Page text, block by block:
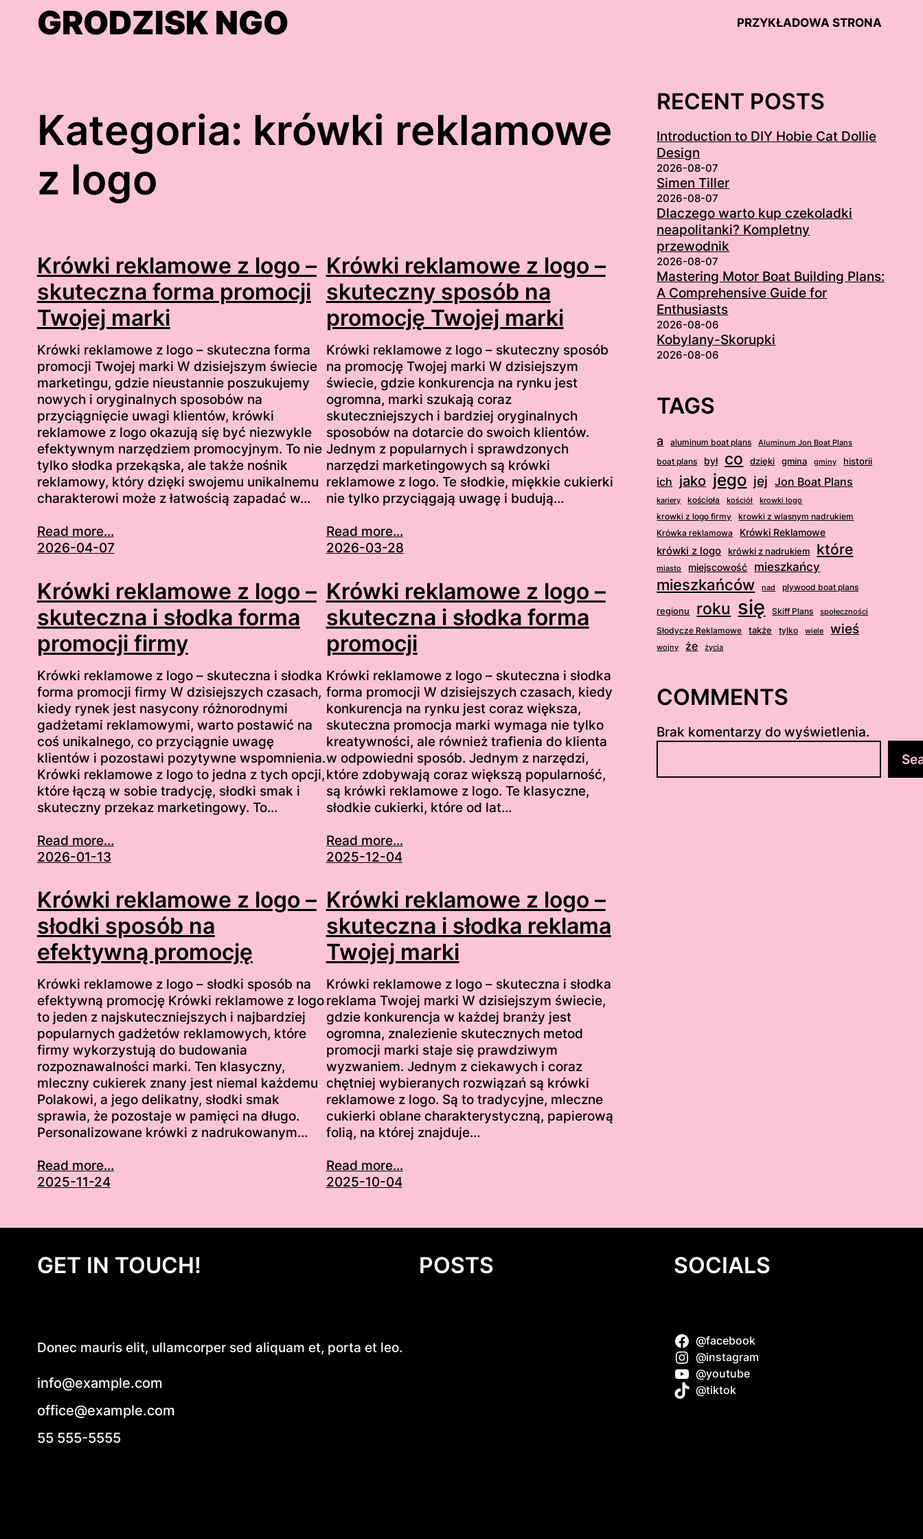
GRODZISK NGO PRZYKŁADOWA STRONA
Kategoria: krówki reklamowe
z logo
Krówki reklamowe z logo –
skuteczna forma promocji
Twojej marki
Krówki reklamowe z logo – skuteczna forma
promocji Twojej marki W dzisiejszym świecie
marketingu, gdzie nieustannie poszukujemy
nowych i oryginalnych sposobów na
przyciągnięcie uwagi klientów, krówki
reklamowe z logo okazują się być niezwykle
efektywnym narzędziem promocyjnym. To nie
tylko słodka przekąska, ale także nośnik
reklamowy, który dzięki swojemu unikalnemu
charakterowi może z łatwością zapadać w…
Read more...
2026-04-07
Krówki reklamowe z logo –
skuteczny sposób na
promocję Twojej marki
Krówki reklamowe z logo – skuteczny sposób
na promocję Twojej marki W dzisiejszym
świecie, gdzie konkurencja na rynku jest
ogromna, marki szukają coraz
skuteczniejszych i bardziej oryginalnych
sposobów na dotarcie do swoich klientów.
Jednym z popularnych i sprawdzonych
narzędzi marketingowych są krówki
reklamowe z logo. Te słodkie, miękkie cukierki
nie tylko przyciągają uwagę i budują…
Read more...
2026-03-28
Krówki reklamowe z logo –
skuteczna i słodka forma
promocji firmy
Krówki reklamowe z logo – skuteczna i słodka
forma promocji firmy W dzisiejszych czasach,
kiedy rynek jest nasycony różnorodnymi
gadżetami reklamowymi, warto postawić na
coś unikalnego, co przyciągnie uwagę
klientów i pozostawi pozytywne wspomnienia.
Krówki reklamowe z logo to jedna z tych opcji,
które łączą w sobie tradycję, słodki smak i
skuteczny przekaz marketingowy. To…
Read more...
2026-01-13
Krówki reklamowe z logo –
skuteczna i słodka forma
promocji
Krówki reklamowe z logo – skuteczna i słodka
forma promocji W dzisiejszych czasach, kiedy
konkurencja na rynku jest coraz większa,
skuteczna promocja marki wymaga nie tylko
kreatywności, ale również trafienia do klienta
w odpowiedni sposób. Jednym z narzędzi,
które zdobywają coraz większą popularność,
są krówki reklamowe z logo. Te klasyczne,
słodkie cukierki, które od lat…
Read more...
2025-12-04
Krówki reklamowe z logo –
słodki sposób na
efektywną promocję
Krówki reklamowe z logo – słodki sposób na
efektywną promocję Krówki reklamowe z logo
to jeden z najskuteczniejszych i najbardziej
popularnych gadżetów reklamowych, które
firmy wykorzystują do budowania
rozpoznawalności marki. Ten klasyczny,
mleczny cukierek znany jest niemal każdemu
Polakowi, a jego delikatny, słodki smak
sprawia, że pozostaje w pamięci na długo.
Personalizowane krówki z nadrukowanym…
Read more...
2025-11-24
Krówki reklamowe z logo –
skuteczna i słodka reklama
Twojej marki
Krówki reklamowe z logo – skuteczna i słodka
reklama Twojej marki W dzisiejszym świecie,
gdzie konkurencja w każdej branży jest
ogromna, znalezienie skutecznych metod
promocji marki staje się prawdziwym
wyzwaniem. Jednym z ciekawych i coraz
chętniej wybieranych rozwiązań są krówki
reklamowe z logo. Są to tradycyjne, mleczne
cukierki oblane charakterystyczną, papierową
folią, na której znajduje…
Read more...
2025-10-04
RECENT POSTS
Introduction to DIY Hobie Cat Dollie
Design
2026-08-07
Simen Tiller
2026-08-07
Dlaczego warto kup czekoladki
neapolitanki? Kompletny
przewodnik
2026-08-07
Mastering Motor Boat Building Plans:
A Comprehensive Guide for
Enthusiasts
2026-08-06
Kobylany-Skorupki
2026-08-06
TAGS
a aluminum boat plans Aluminum Jon Boat Plans
boat plans był co dzięki gmina gminy historii
ich jako jego jej Jon Boat Plans
kariery kościoła kościół krowki logo
krowki z logo firmy
krowki z wlasnym nadrukiem
Krówka reklamowa
Krówki Reklamowe
krówki z logo krówki z nadrukiem które
miasto miejscowość mieszkańcy
mieszkańców nad plywood boat plans
regionu roku się Skiff Plans społeczności
Słodycze Reklamowe także tylko wiele wieś
wojny że życia
COMMENTS
Brak komentarzy do wyświetlenia.
u
GET IN TOUCH!
Donec mauris elit, ullamcorper sed aliquam et, porta et leo.
info@example.com
office@example.com
55 555-5555
POSTS SOCIALS
@facebook
@instagram
@youtube
@tiktok